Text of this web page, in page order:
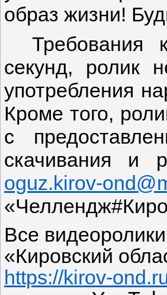
образ жизни!
Требования
секунд, ролик
употребления
Кроме того,
с
скачивания и
oguz.kirov-
Все
«Кировский
https://kirov-